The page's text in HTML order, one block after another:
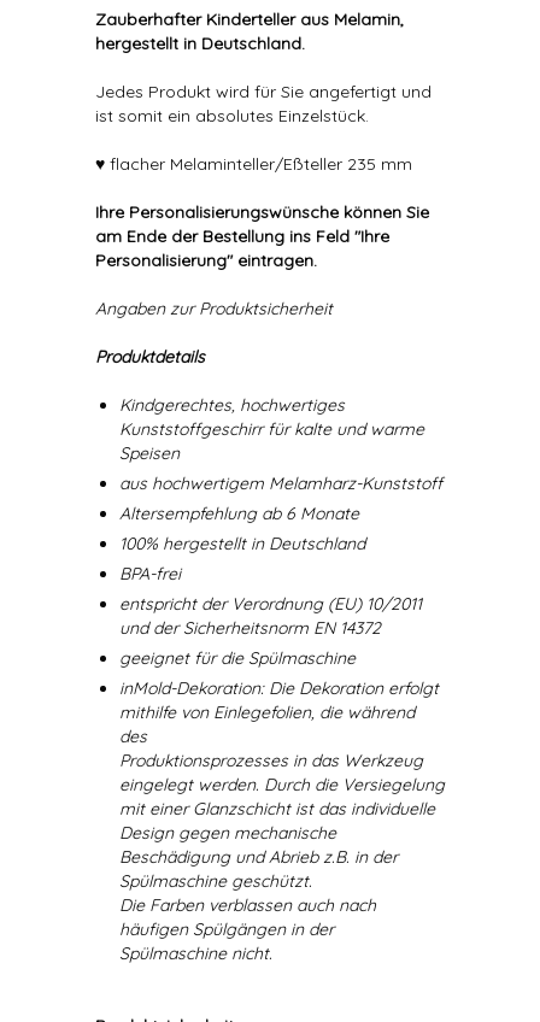
Zauberhafter Kinderteller aus Melamin,
hergestellt in Deutschland.
Jedes Produkt wird für Sie angefertigt und
ist somit ein absolutes Einzelstück.
♥ flacher Melaminteller/Eßteller 235 mm
Ihre Personalisierungswünsche können Sie
am Ende der Bestellung ins Feld "Ihre
Personalisierung" eintragen.
Angaben zur Produktsicherheit
Produktdetails
Kindgerechtes, hochwertiges
Kunststoffgeschirr für kalte und warme
Speisen
aus hochwertigem Melamharz-Kunststoff
Altersempfehlung ab 6 Monate
100% hergestellt in Deutschland
BPA-frei
entspricht der Verordnung (EU) 10/2011
und der Sicherheitsnorm EN 14372
geeignet für die Spülmaschine
inMold-Dekoration: Die Dekoration erfolgt
mithilfe von Einlegefolien, die während
des
Produktionsprozesses in das Werkzeug
eingelegt werden. Durch die Versiegelung
mit einer Glanzschicht ist das individuelle
Design gegen mechanische
Beschädigung und Abrieb z.B. in der
Spülmaschine geschützt.
Die Farben verblassen auch nach
häufigen Spülgängen in der
Spülmaschine nicht.